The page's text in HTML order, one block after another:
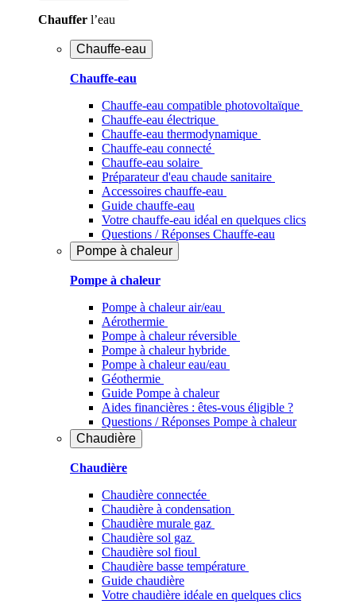
Chauffer l’eau
Chauffe-eau
Chauffe-eau
Chauffe-eau compatible photovoltaïque
Chauffe-eau électrique
Chauffe-eau thermodynamique
Chauffe-eau connecté
Chauffe-eau solaire
Préparateur d'eau chaude sanitaire
Accessoires chauffe-eau
Guide chauffe-eau
Votre chauffe-eau idéal en quelques clics
Questions / Réponses Chauffe-eau
Pompe à chaleur
Pompe à chaleur
Pompe à chaleur air/eau
Aérothermie
Pompe à chaleur réversible
Pompe à chaleur hybride
Pompe à chaleur​ eau/eau
Géothermie
Guide Pompe à chaleur
Aides financières : êtes-vous éligible ?
Questions / Réponses Pompe à chaleur
Chaudière
Chaudière
Chaudière connectée
Chaudière à condensation
Chaudière murale gaz
Chaudière sol gaz
Chaudière sol fioul
Chaudière basse température
Guide chaudière
Votre chaudière idéale en quelques clics